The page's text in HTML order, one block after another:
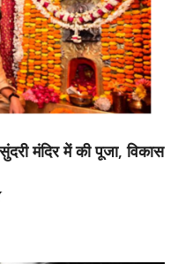
मंदिर में की पूजा, विकास